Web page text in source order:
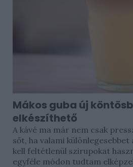
Mákos guba új
elkészíthető
A kávé ma már nem csak
sőt, ha valami különlegesebbet
kell feltétlenül szirupokat
egyféle módon tudtam